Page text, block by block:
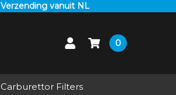
Verzending vanuit NL
0
Carburettor Filters